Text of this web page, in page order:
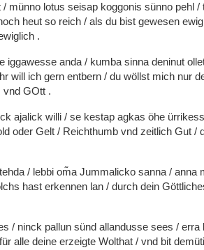
/ münno lotus seisap koggonis sünno pehl /
heut so reich / als du bist gewesen
.
iggawesse anda / kumba sinna deninut
will ich gern entbern / du wöllst mich nur
vnd GOtt .
ajalick willi / se kestap agkas öhe
oder Gelt / Reichthumb vnd zeitlich Gut /
tehda / lebbi om͂a Jummalicko sanna / anna
hast erkennen lan / durch dein
/ ninck pallun sünd allandusse sees / erra
für alle deine erzeigte Wolthat / vnd bit